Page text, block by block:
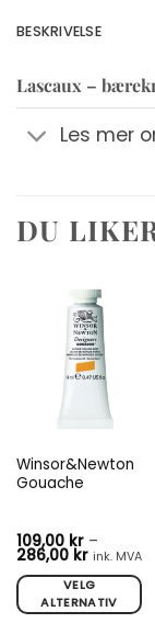
BESKRIVELSE
Lascaux –
Les mer
DU
Winsor&Newton
Gouache
109,00 kr –
286,00 kr
til
286,00 kr
ink. MVA
VELG
ALTERNATIV